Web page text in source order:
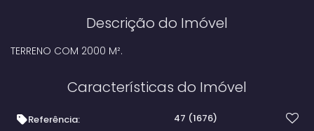
Descrição do Imóvel
TERRENO COM 2000 M².
Características do Imóvel
Referência: 47 (1676)